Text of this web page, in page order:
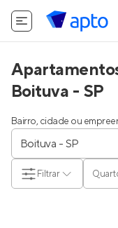
Boituva - SP
Bairro, cidade ou
Filtrar